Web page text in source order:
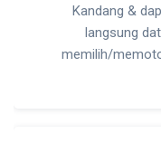
Kandang &
langsung
memilih/